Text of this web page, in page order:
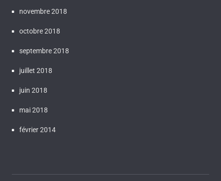
novembre 2018
octobre 2018
septembre 2018
juillet 2018
juin 2018
mai 2018
février 2014